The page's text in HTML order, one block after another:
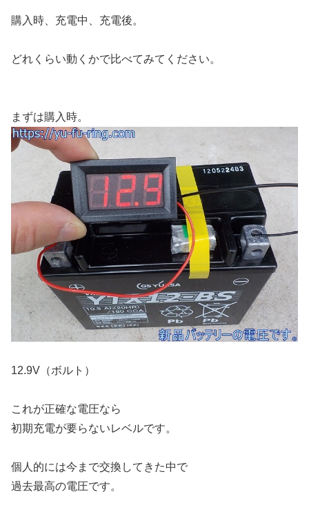
購入時、充電中、充電後。
どれくらい動くかで比べてみてください。
まずは購入時。
12.9V（ボルト）
これが正確な電圧なら
初期充電が要らないレベルです。
個人的には今まで交換してきた中で
過去最高の電圧です。